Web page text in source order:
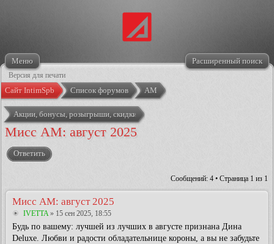
Меню Расширенный поиск
Версия для печати
Сайт IntimSpb Список форумов АМ
Акции, бонусы, розыгрыши, скидки
Мисс АМ: август 2025
Ответить
Сообщений: 4 • Страница 1 из 1
Мисс АМ: август 2025
IVETTA» 15 сен 2025, 18:55
Будь по вашему: лучшей из лучших в августе признана Дина
Deluxe. Любви и радости обладательнице короны, а вы не забудьте